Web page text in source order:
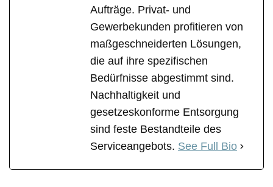
Aufträge. Privat- und
Gewerbekunden profitieren von
maßgeschneiderten Lösungen,
die auf ihre spezifischen
Bedürfnisse abgestimmt sind.
Nachhaltigkeit und
gesetzeskonforme Entsorgung
sind feste Bestandteile des
Serviceangebots. See Full Bio